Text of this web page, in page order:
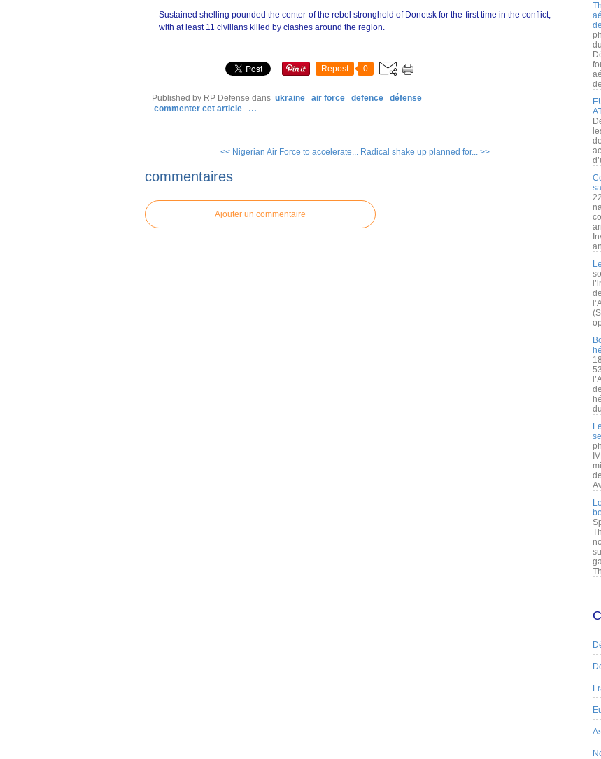
Sustained shelling pounded the center of the rebel stronghold of Donetsk for the first time in the conflict,
with at least 11 civilians killed by clashes around the region.
Repost 0
Published by RP Defense dans ukraine air force defence
défense
commenter cet article
…
<< Nigerian Air Force to accelerate... Radical shake up planned for... >>
commentaires
Ajouter un commentaire